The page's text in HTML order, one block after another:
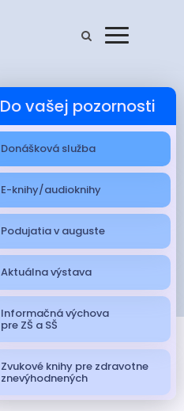
Do vašej pozornosti
Donášková služba
E-knihy/audioknihy
Podujatia v auguste
Aktuálna výstava
Informačná výchova
pre ZŠ a SŠ
Zvukové knihy pre zdravotne
znevýhodnených